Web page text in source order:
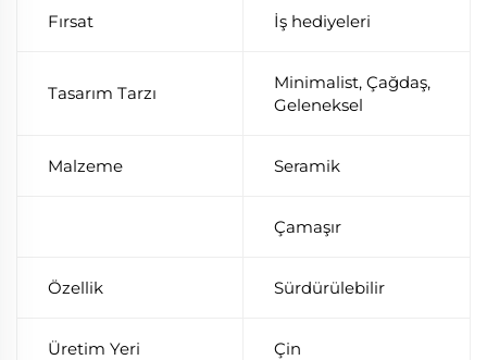
Fırsat İş hediyeleri
Tasarım Tarzı
Minimalist, Çağdaş,
Geleneksel
Malzeme Seramik
Çamaşır
Özellik Sürdürülebilir
Üretim Yeri Çin